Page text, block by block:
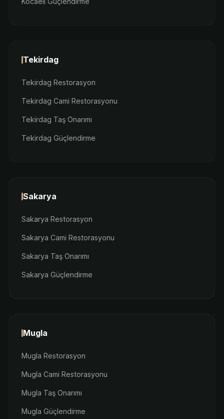
Tekirdag
Tekirdag Restorasyon
Tekirdag Cami Restorasyonu
Tekirdag Taş Onarımı
Tekirdag Güçlendirme
Sakarya
Sakarya Restorasyon
Sakarya Cami Restorasyonu
Sakarya Taş Onarımı
Sakarya Güçlendirme
Mugla
Mugla Restorasyon
Mugla Cami Restorasyonu
Mugla Taş Onarımı
Mugla Güçlendirme